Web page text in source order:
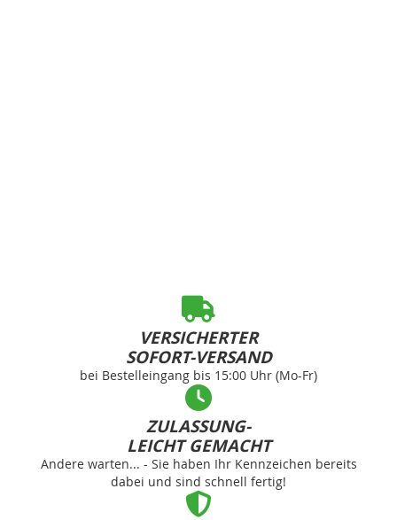
VERSICHERTER
SOFORT-VERSAND
bei Bestelleingang bis 15:00 Uhr (Mo-Fr)
ZULASSUNG-
LEICHT GEMACHT
Andere warten... - Sie haben Ihr Kennzeichen bereits
dabei und sind schnell fertig!